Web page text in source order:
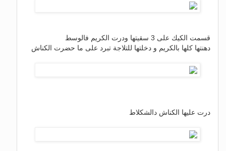
قسمت الكيك على 3 سقيتها ودرت الكريم فالوسط
دهنتها كلها بالكريم و دخلتها للتلاجة تبرد على ما حضرت الكناش
درت عليها الكناش دالشكلاط